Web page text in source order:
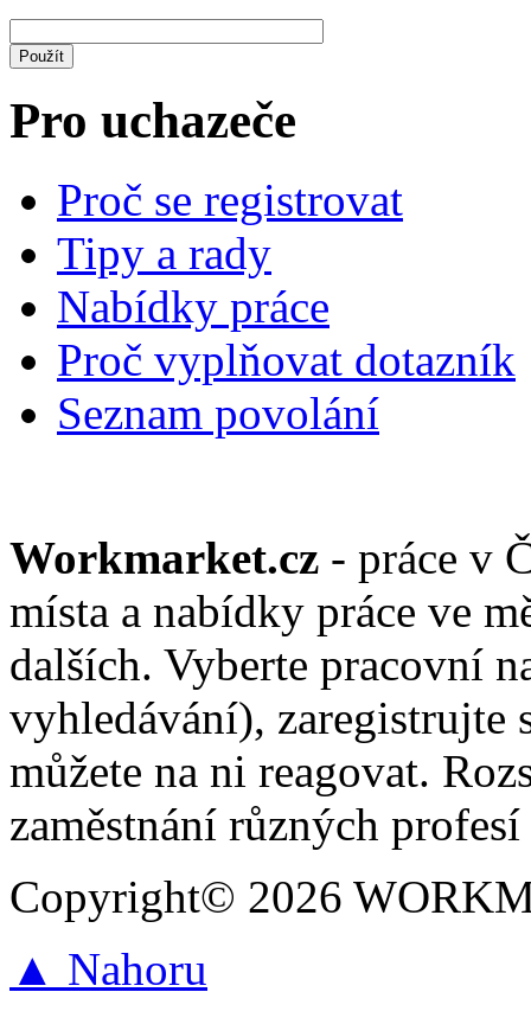
Pro uchazeče
Proč se registrovat
Tipy a rady
Nabídky práce
Proč vyplňovat dotazník
Seznam povolání
Workmarket.cz - práce v
místa a nabídky práce ve
dalších. Vyberte pracovní
vyhledávání), zaregistrujte
můžete na ni reagovat.
zaměstnání různých
Copyright© 2026
▲ Nahoru